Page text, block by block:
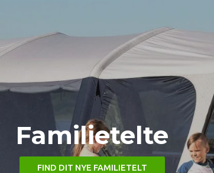
Familietelte
FIND DIT NYE FAMILIETELT